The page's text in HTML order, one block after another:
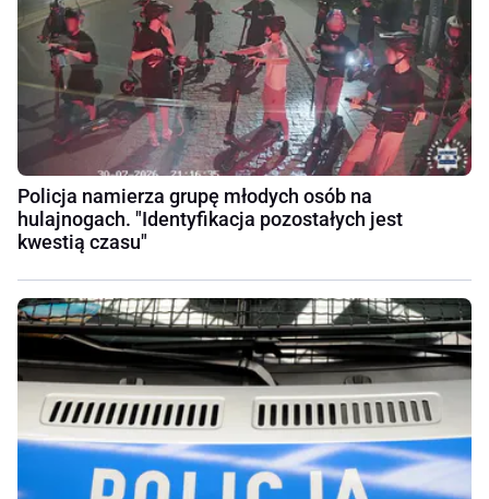
Policja namierza grupę młodych osób na
hulajnogach. "Identyfikacja pozostałych jest
kwestią czasu"